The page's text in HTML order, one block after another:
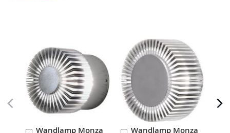
Wandlamp Monza
In
Wandlamp Monza
In